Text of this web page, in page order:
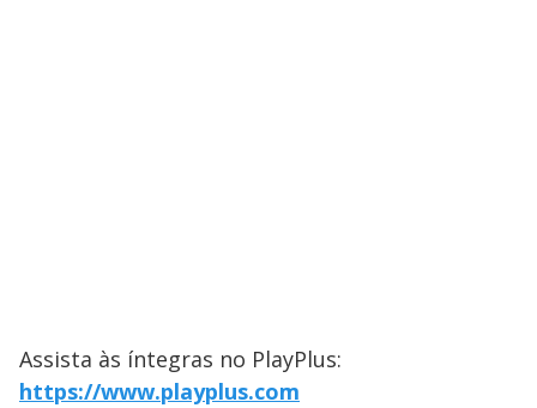
Assista às íntegras no PlayPlus:
https://www.playplus.com